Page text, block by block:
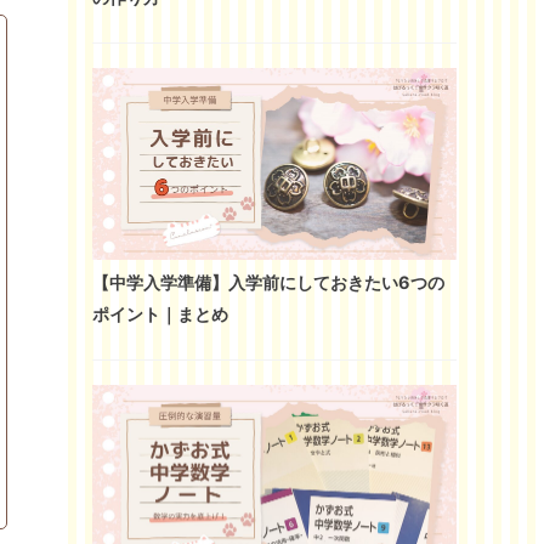
【中学入学準備】入学前にしておきたい6つの
ポイント｜まとめ